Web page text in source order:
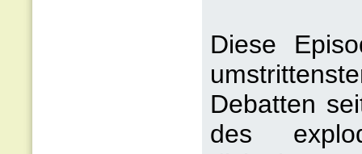
Diese
Debatten
des